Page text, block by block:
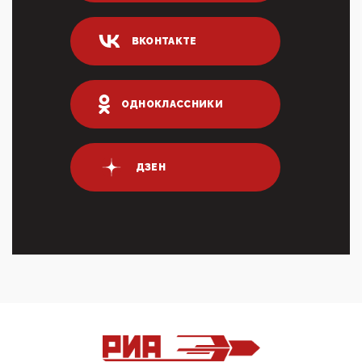
04:47, 10 Апреля 2026
ИНН для переводов по СБП это первый шаг из
логических двухЗаполнение ИНН при любых
переводах по ...
03:35, 10 Апреля 2026
Суммарное вознаграждение менеджменту в 15
крупных банках по итогам 2025 года превысило 63
03:01, 10 Апреля 2026
Террорист и убийца Буданов вальяжно сообщил,
что союзники просили Киев не наносить удары по
входМошенники активно пользуются аккаунтами на
Госуслугах уме...
ВКОНТАКТЕ
ОДНОКЛАССНИКИ
ДЗЕН